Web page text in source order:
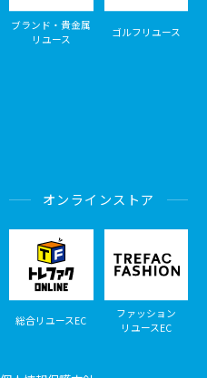
ブランド・貴金属
リユース
ゴルフリユース
オンラインストア
総合リユースEC
ファッション
リユースEC